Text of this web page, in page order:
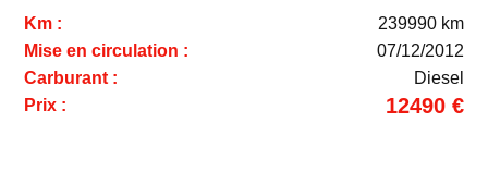
Km :
239990 km
Mise en circulation :
07/12/2012
Carburant :
Diesel
Prix :
12490 €